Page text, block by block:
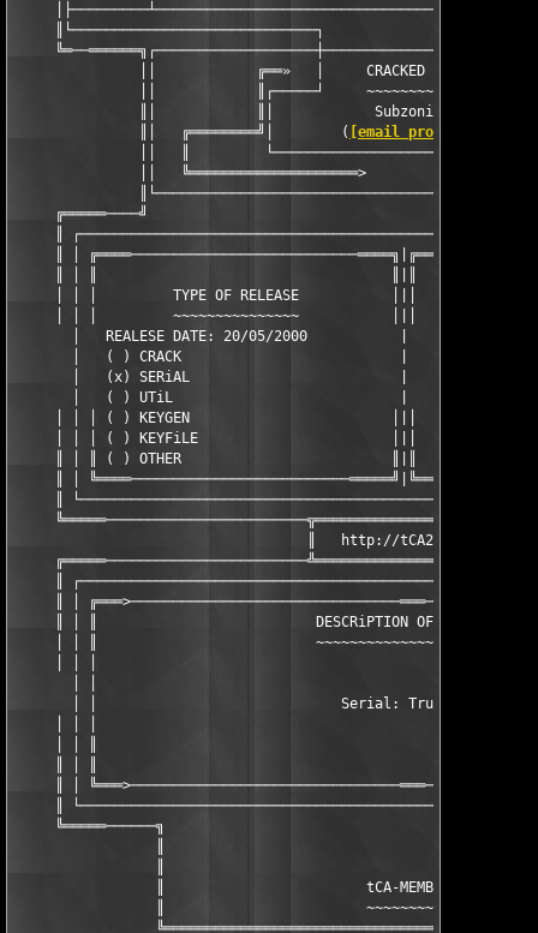
║└─────────────────────────────┐
││            ╔══»   │     CRACKED BY     │
││            ║┌─────┘     ~~~~~~~~~~
║│            ║│            Subzonic
               ║│   ╔════════╝│        (
[email protected]
││   ║
││   ╚════════════════════>
╔═════────╝
║
║ │
│ │ │         TYPE OF RELEASE           │|│
│ │ │         ~~~~~~~~~~~~~~~           │|│
│   REALESE DATE: 20/05/2000           |
│   ( ) CRACK                          |       ( ) NAG
│   (x) SERiAL                         |       ( ) CD-
│   ( ) UTiL                           |       ( )
│ │ │ ( ) KEYGEN                        │|│      ( )
│ │ │ ( ) KEYFiLE                       │|│      ( )
║ │ ║ ( ) OTHER                         ║|║      ( )
║ │
║
                                   ║   http://tCA2k.da.ru   ║
║
║ │
║ │ ║                          DESCRiPTION OF RELEASE
│ │ ║                          ~~~~~~~~~~~~~~~~~~~~~~
│ │                             Serial: Trumpet
║ │
║
╚═════──────╗
║                        tCA-MEMBERZ
║                        ~~~~~~~~~~~